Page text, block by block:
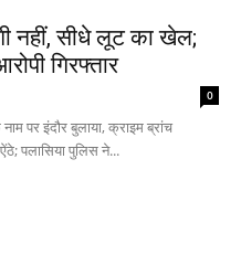
नहीं, सीधे लूट का खेल;
गिरफ्तार
0
पर इंदौर बुलाया, क्राइम ब्रांच
पलासिया पुलिस ने...